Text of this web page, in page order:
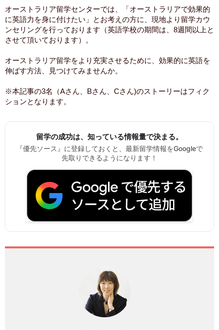
オーストラリア留学センターでは、「オーストラリアで効果的
に英語力を身に付けたい」とお考えの方に、現地より留学カウ
ンセリングを行っております（英語学校の期間は、8週間以上と
させて頂いております）。
オーストラリア留学をより充実させるために、効果的に英語を
伸ばす方法、見つけてみませんか。
※本記事の3名（Aさん、Bさん、Cさん)のストーリーはフィク
ションとなります。
留学の成功は、知っている情報量で決まる。
『優先ソース』に登録しておくと、最新留学情報をGoogleで
先取りできるようになります！